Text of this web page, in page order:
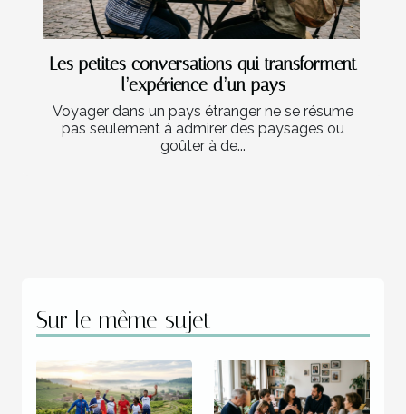
Les petites conversations qui transforment
l’expérience d’un pays
Voyager dans un pays étranger ne se résume
pas seulement à admirer des paysages ou
goûter à de...
Sur le même sujet